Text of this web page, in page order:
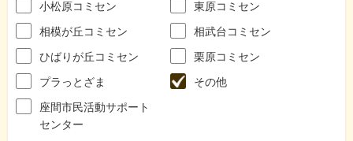
小松原コミセン
東原コミセン
相模が丘コミセン
相武台コミセン
ひばりが丘コミセン
栗原コミセン
プラっとざま
その他
座間市民活動サポート
センター